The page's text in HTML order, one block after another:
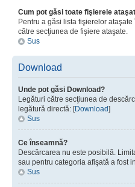
Cum pot găsi toate fişierele
Pentru a găsi lista fişierelor
către secţiunea de fişiere ataşate.
Sus
Download
Unde pot găsi Download?
Legături către secţiunea de
legătură directă: [Download]
Sus
Ce înseamnă?
Descărcarea nu este posibilă.
sau pentru categoria afişată a fost
Sus